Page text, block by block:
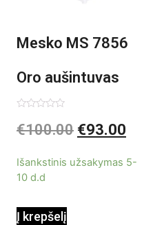
Mesko MS 7856
Oro aušintuvas
be ašmenų 3in1
0
iš
€100.00 €93.00
Išankstinis užsakymas 5-
10 d.d
Į krepšelį